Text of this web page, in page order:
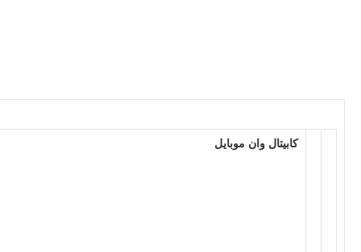
كابيتال وان موبايل